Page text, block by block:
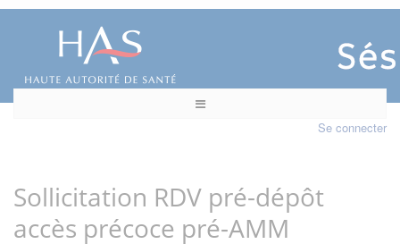
Se connecter
Sollicitation RDV pré-dépôt
accès précoce pré-AMM